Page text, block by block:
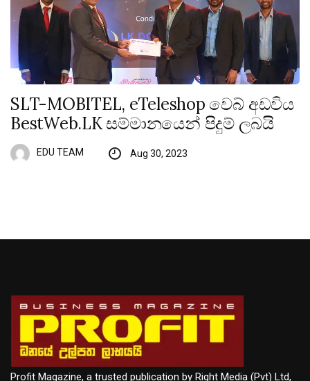
SLT-MOBITEL, eTeleshop වෙබ් අඩවිය
BestWeb.LK සම්මානයෙන් පිදුම් ලබයි
EDU TEAM Aug 30, 2023
Profit Magazine, a trusted publication by Right Media (Pvt) Ltd,